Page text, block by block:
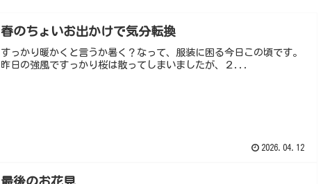
春のちょいお出かけで気分転換
すっかり暖かくと言うか暑く？なって、服装に困る今日この頃です。
昨日の強風ですっかり桜は散ってしまいましたが、２...
2026.04.12
最後のお花見